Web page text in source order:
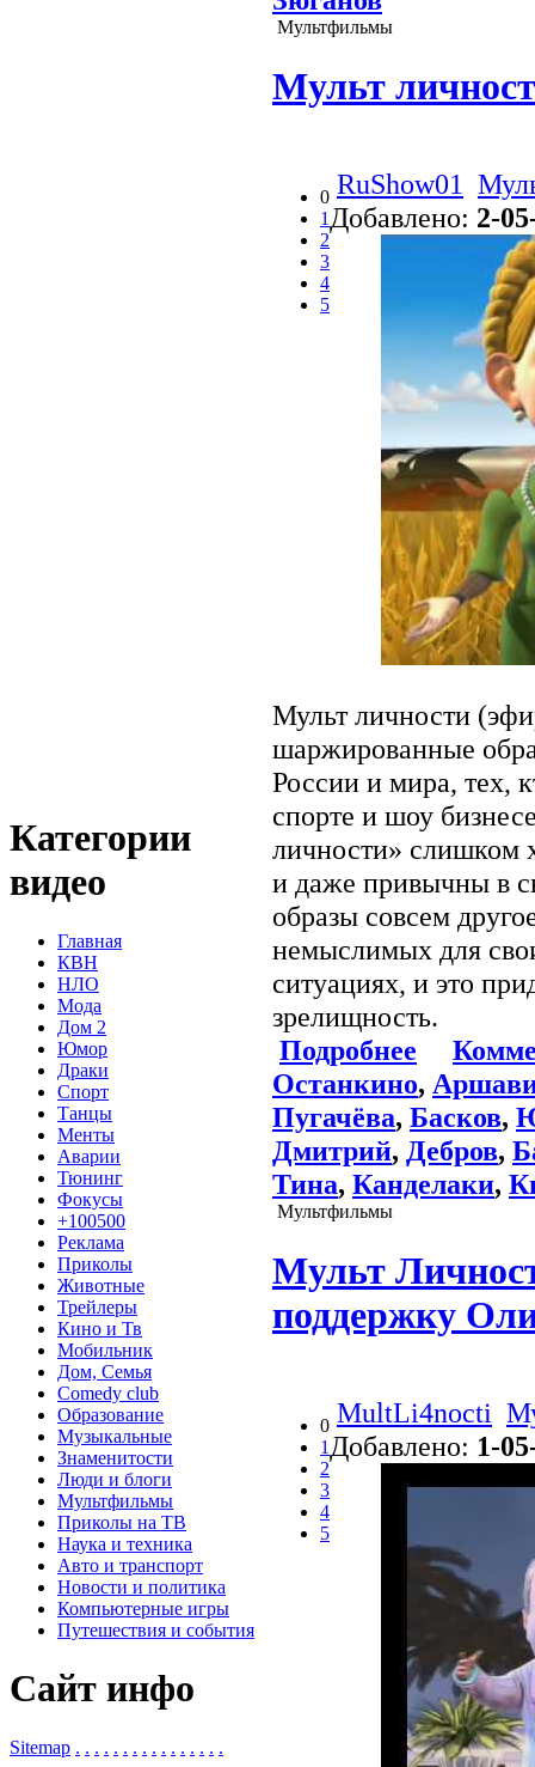
Категории
видео
Главная
КВН
НЛО
Мода
Дом 2
Юмор
Драки
Спорт
Танцы
Менты
Аварии
Тюнинг
Фокусы
+100500
Реклама
Приколы
Животные
Трейлеры
Кино и Тв
Мобильник
Дом, Семья
Comedy club
Образование
Музыкальные
Знаменитости
Люди и блоги
Мультфильмы
Приколы на ТВ
Наука и техника
Авто и транспорт
Новости и политика
Компьютерные игры
Путешествия и события
Сайт инфо
Sitemap . . . . . . . . . . . . . . . .
Мультфильмы
Мульт
0
1
2
3
4
5
RuShow01
Добавлено: 2-
Мульт личности
шаржированные
России и мира, тех,
спорте и шоу
личности» слишком
и даже привычны в
образы совсем
немыслимых для
ситуациях, и это
зрелищность.
Подробнее
Останкино,
Пугачёва, Басков,
Дмитрий, Дебров,
Тина, Канделаки,
Мультфильмы
Мульт
поддержку
0
1
2
3
4
5
MultLi4nocti
Добавлено: 1-